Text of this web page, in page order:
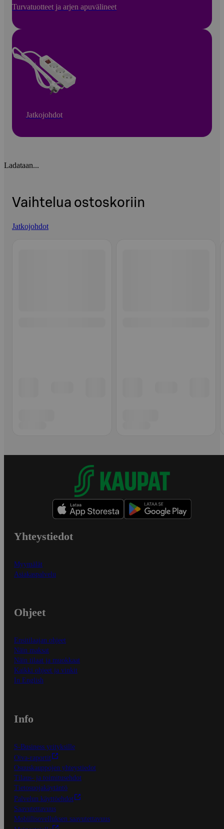
Turvatuotteet ja arjen apuvälineet
Jatkojohdot
Ladataan...
Vaihtelua ostoskoriin
Jatkojohdot
Yhteystiedot
Myymälät
Asiakaspalvelu
Ohjeet
Ensitilaajan ohjeet
Näin maksat
Näin tilaat ja muokkaat
Kaikki ohjeet ja vinkit
In English
Info
S-Business yrityksille
Oiva-raportit
Osuuskauppojen yhteystiedot
Tilaus- ja toimitusehdot
Tietosuojakäytäntö
Palvelun käyttöehdot
Saavutettavuus
Mobiilisovelluksen saavutettavuus